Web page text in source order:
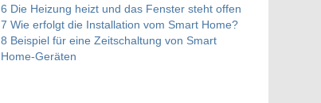
6 Die Heizung heizt und das Fenster steht offen
7 Wie erfolgt die Installation vom Smart Home?
8 Beispiel für eine Zeitschaltung von Smart
Home-Geräten